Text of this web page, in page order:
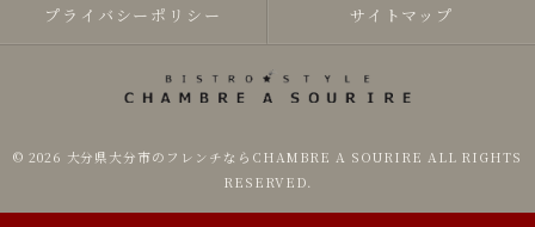
プライバシーポリシー サイトマップ
© 2026 大分県大分市のフレンチならCHAMBRE A SOURIRE ALL RIGHTS
RESERVED.